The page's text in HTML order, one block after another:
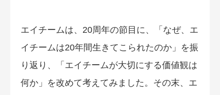
エイチームは、20周年の節目に、「なぜ、エ
イチームは20年間生きてこられたのか」を振
り返り、「エイチームが大切にする価値観は
何か」を改めて考えてみました。その末、エ